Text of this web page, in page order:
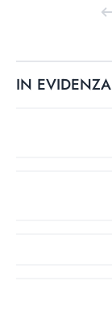
IN EVIDENZA